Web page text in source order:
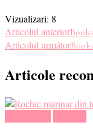
Vizualizari: 8
Navigare
în
articole
Articolul anterior
Articolul următor
Articole